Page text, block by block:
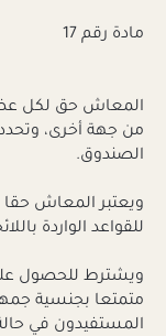
مادة رقم 17
المعاش حق لكل
من جهة أخرى،
الصندوق.
ويعتبر المعاش
للقواعد الواردة
ويشترط للحصول
متمتعا بجنسية
المستفيدون في حالة